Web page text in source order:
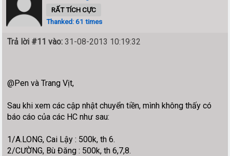
RẤT TÍCH CỰC
Thanked: 61 times
Trả lời #11 vào: 31-08-2013 10:19:32
@Pen và Trang Vịt,
Sau khi xem các cập nhật chuyển tiền, mình không thấy có
báo cáo của các HC như sau:
1/A.LONG, Cai Lậy : 500k, th 6.
2/CƯỜNG, Bù Đăng : 500k, th 6,7,8.